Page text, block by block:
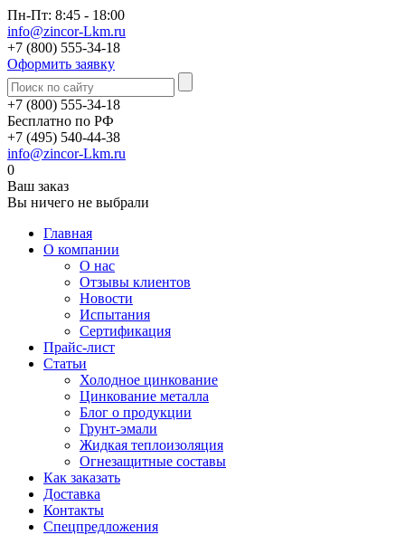
Пн-Пт: 8:45 - 18:00
info@zincor-Lkm.ru
+7 (800) 555-34-18
Оформить заявку
+7 (800) 555-34-18
Бесплатно по РФ
+7 (495) 540-44-38
info@zincor-Lkm.ru
0
Ваш заказ
Вы ничего не выбрали
Главная
О компании
О нас
Отзывы клиентов
Новости
Испытания
Сертификация
Прайс-лист
Статьи
Холодное цинкование
Цинкование металла
Блог о продукции
Грунт-эмали
Жидкая теплоизоляция
Огнезащитные составы
Как заказать
Доставка
Контакты
Спецпредложения